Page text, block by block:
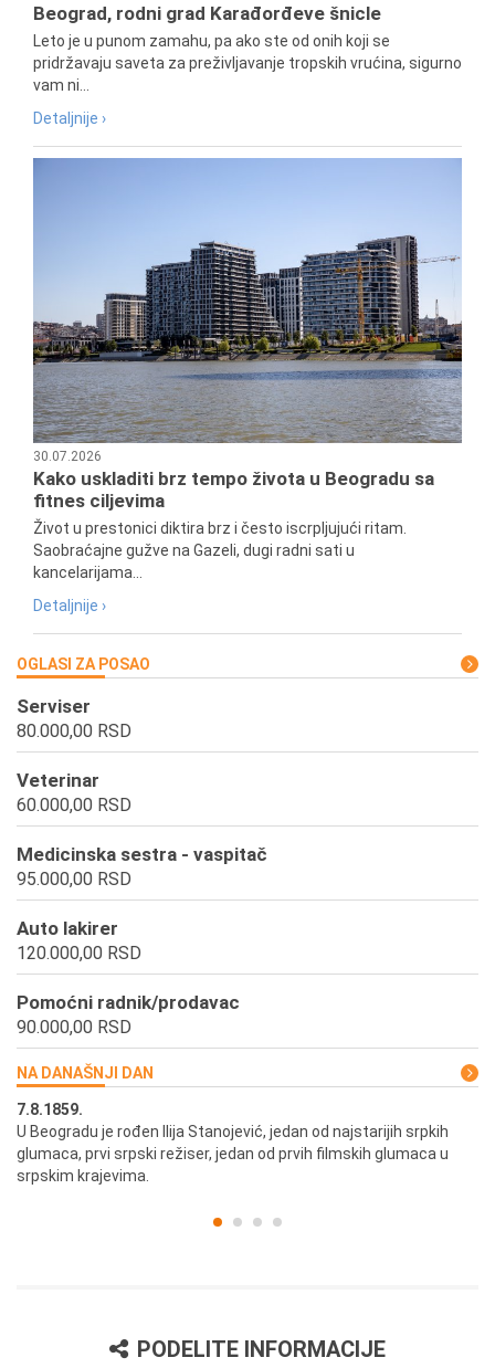
Beograd, rodni grad Karađorđeve šnicle
Leto je u punom zamahu, pa ako ste od onih koji se
pridržavaju saveta za preživljavanje tropskih vrućina, sigurno
vam ni...
Detaljnije ›
30.07.2026
Kako uskladiti brz tempo života u Beogradu sa
fitnes ciljevima
Život u prestonici diktira brz i često iscrpljujući ritam.
Saobraćajne gužve na Gazeli, dugi radni sati u
kancelarijama...
Detaljnije ›
OGLASI ZA POSAO
Serviser
80.000,00 RSD
Veterinar
60.000,00 RSD
Medicinska sestra - vaspitač
95.000,00 RSD
Auto lakirer
120.000,00 RSD
Pomoćni radnik/prodavac
90.000,00 RSD
NA DANAŠNJI DAN
7.8.1859.
U Beogradu je rođen Ilija Stanojević, jedan od najstarijih srpkih
glumaca, prvi srpski režiser, jedan od prvih filmskih glumaca u
srpskim krajevima.
PODELITE INFORMACIJE